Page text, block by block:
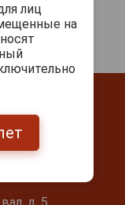
лиц
на